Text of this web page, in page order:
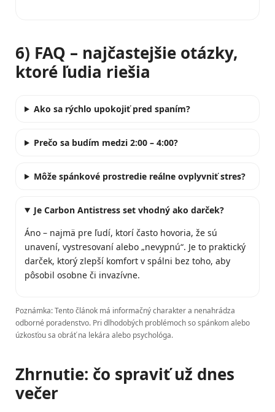
6) FAQ – najčastejšie otázky,
ktoré ľudia riešia
Ako sa rýchlo upokojiť pred spaním?
Prečo sa budím medzi 2:00 – 4:00?
Môže spánkové prostredie reálne ovplyvniť stres?
Je Carbon Antistress set vhodný ako darček?
Áno – najmä pre ľudí, ktorí často hovoria, že sú
unavení, vystresovaní alebo „nevypnú“. Je to praktický
darček, ktorý zlepší komfort v spálni bez toho, aby
pôsobil osobne či invazívne.
Poznámka: Tento článok má informačný charakter a nenahrádza
odborné poradenstvo. Pri dlhodobých problémoch so spánkom alebo
úzkosťou sa obráť na lekára alebo psychológa.
Zhrnutie: čo spraviť už dnes
večer